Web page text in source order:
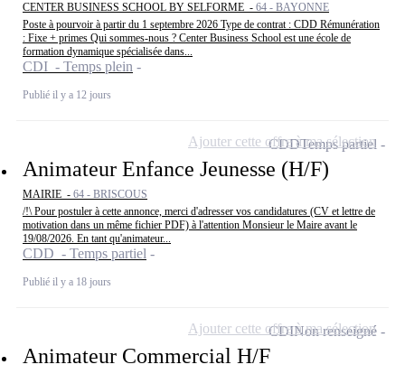
CENTER BUSINESS SCHOOL BY SELFORME - 64 - BAYONNE
Poste à pourvoir à partir du 1 septembre 2026 Type de contrat : CDD Rémunération
: Fixe + primes Qui sommes-nous ? Center Business School est une école de
formation dynamique spécialisée dans...
CDI - Temps plein
Publié il y a 12 jours
Animateur Enfance Jeunesse (H/F)
MAIRIE - 64 - BRISCOUS
/!\ Pour postuler à cette annonce, merci d'adresser vos candidatures (CV et lettre de
motivation dans un même fichier PDF) à l'attention Monsieur le Maire avant le
19/08/2026. En tant qu'animateur...
CDD - Temps partiel
Publié il y a 18 jours
CDDTemps partiel
Ajouter cette offre à ma sélection
Animateur Commercial H/F
CDINon renseigné
Ajouter cette offre à ma sélection